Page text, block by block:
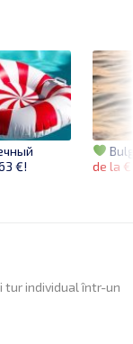
de la
€!
individual într-un